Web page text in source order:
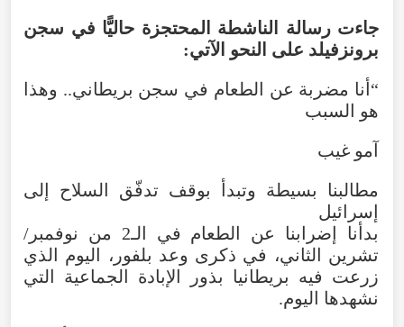
جاءت رسالة الناشطة المحتجزة حاليًّا في سجن
برونزفيلد على النحو الآتي:
“أنا مضربة عن الطعام في سجن بريطاني.. وهذا
هو السبب
آمو غيب
مطالبنا بسيطة وتبدأ بوقف تدفّق السلاح إلى
إسرائيل
بدأنا إضرابنا عن الطعام في الـ2 من نوفمبر/
تشرين الثاني، في ذكرى وعد بلفور، اليوم الذي
زرعت فيه بريطانيا بذور الإبادة الجماعية التي
نشهدها اليوم.